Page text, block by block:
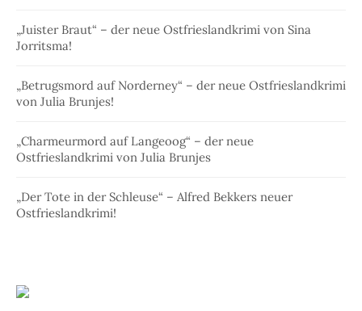
„Juister Braut“ – der neue Ostfrieslandkrimi von Sina
Jorritsma!
„Betrugsmord auf Norderney“ – der neue Ostfrieslandkrimi
von Julia Brunjes!
„Charmeurmord auf Langeoog“ – der neue
Ostfrieslandkrimi von Julia Brunjes
„Der Tote in der Schleuse“ – Alfred Bekkers neuer
Ostfrieslandkrimi!